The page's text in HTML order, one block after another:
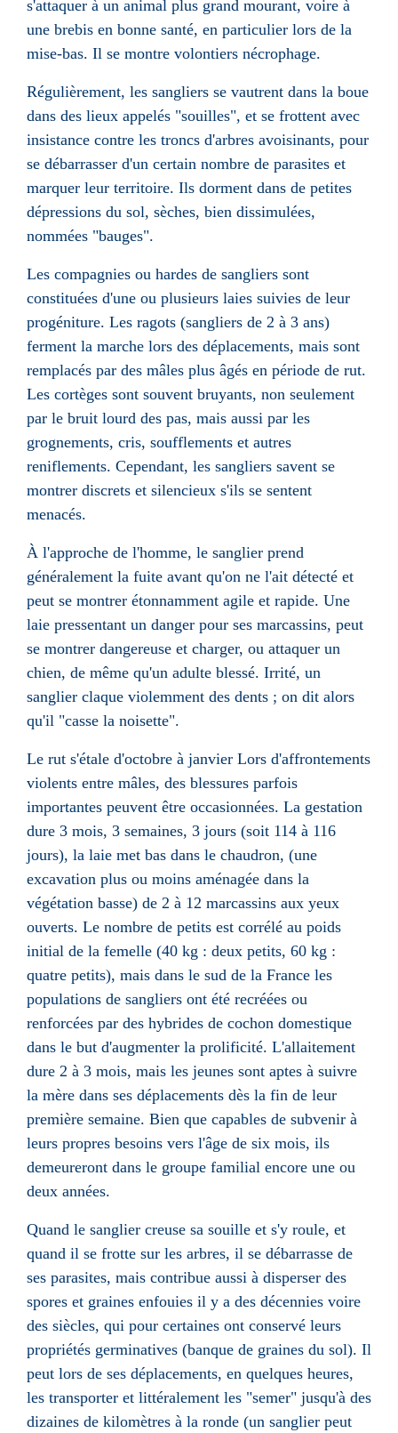
s'attaquer à un animal plus grand mourant, voire à
une brebis en bonne santé, en particulier lors de la
mise-bas. Il se montre volontiers nécrophage.
Régulièrement, les sangliers se vautrent dans la boue
dans des lieux appelés "souilles", et se frottent avec
insistance contre les troncs d'arbres avoisinants, pour
se débarrasser d'un certain nombre de parasites et
marquer leur territoire. Ils dorment dans de petites
dépressions du sol, sèches, bien dissimulées,
nommées "bauges".
Les compagnies ou hardes de sangliers sont
constituées d'une ou plusieurs laies suivies de leur
progéniture. Les ragots (sangliers de 2 à 3 ans)
ferment la marche lors des déplacements, mais sont
remplacés par des mâles plus âgés en période de rut.
Les cortèges sont souvent bruyants, non seulement
par le bruit lourd des pas, mais aussi par les
grognements, cris, soufflements et autres
reniflements. Cependant, les sangliers savent se
montrer discrets et silencieux s'ils se sentent
menacés.
À l'approche de l'homme, le sanglier prend
généralement la fuite avant qu'on ne l'ait détecté et
peut se montrer étonnamment agile et rapide. Une
laie pressentant un danger pour ses marcassins, peut
se montrer dangereuse et charger, ou attaquer un
chien, de même qu'un adulte blessé. Irrité, un
sanglier claque violemment des dents ; on dit alors
qu'il "casse la noisette".
Le rut s'étale d'octobre à janvier Lors d'affrontements
violents entre mâles, des blessures parfois
importantes peuvent être occasionnées. La gestation
dure 3 mois, 3 semaines, 3 jours (soit 114 à 116
jours), la laie met bas dans le chaudron, (une
excavation plus ou moins aménagée dans la
végétation basse) de 2 à 12 marcassins aux yeux
ouverts. Le nombre de petits est corrélé au poids
initial de la femelle (40 kg : deux petits, 60 kg :
quatre petits), mais dans le sud de la France les
populations de sangliers ont été recréées ou
renforcées par des hybrides de cochon domestique
dans le but d'augmenter la prolificité. L'allaitement
dure 2 à 3 mois, mais les jeunes sont aptes à suivre
la mère dans ses déplacements dès la fin de leur
première semaine. Bien que capables de subvenir à
leurs propres besoins vers l'âge de six mois, ils
demeureront dans le groupe familial encore une ou
deux années.
Quand le sanglier creuse sa souille et s'y roule, et
quand il se frotte sur les arbres, il se débarrasse de
ses parasites, mais contribue aussi à disperser des
spores et graines enfouies il y a des décennies voire
des siècles, qui pour certaines ont conservé leurs
propriétés germinatives (banque de graines du sol). Il
peut lors de ses déplacements, en quelques heures,
les transporter et littéralement les "semer" jusqu'à des
dizaines de kilomètres à la ronde (un sanglier peut